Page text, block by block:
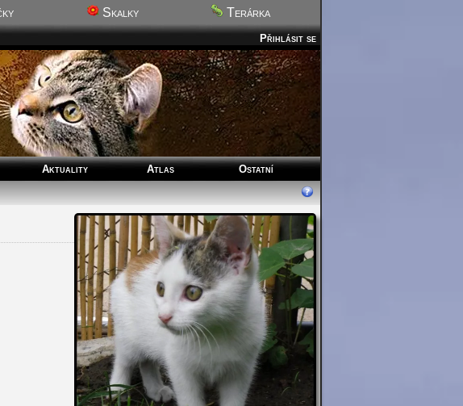
Skalky Terárka
Přihlásit se
Aktuality Atlas
Ostatní